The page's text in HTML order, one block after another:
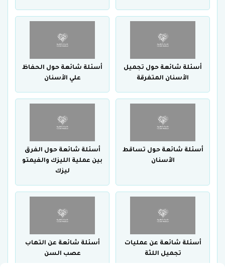
أسئلة شائعة حول تجميل
الأسنان المتفرقة
أسئلة شائعة حول الحفاظ
علي الأسنان
أسئلة شائعة حول تساقط
الأسنان
أسئلة شائعة حول الفرق
بين عملية الليزك والفيمتو
ليزك
أسئلة شائعة عن عمليات
تجميل اللثة
أسئلة شائعة عن التهاب
عصب السن